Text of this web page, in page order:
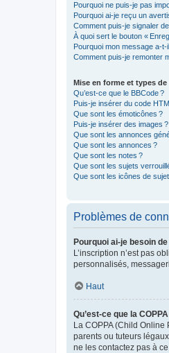
Pourquoi ne puis-je pas
Pourquoi ai-je reçu un
Comment puis-je signaler
À quoi sert le bouton «
Pourquoi mon message a-t-
Comment puis-je remonter
Mise en forme et types
Qu’est-ce que le BBCode ?
Puis-je insérer du code
Que sont les émoticônes ?
Puis-je insérer des images ?
Que sont les annonces
Que sont les annonces ?
Que sont les notes ?
Que sont les sujets
Que sont les icônes de
Problèmes de
Pourquoi ai-je besoin
L’inscription n’est pas
personnalisés,
Haut
Qu’est-ce que la
La COPPA (Child
parents ou tuteurs
ne les contactez pas à